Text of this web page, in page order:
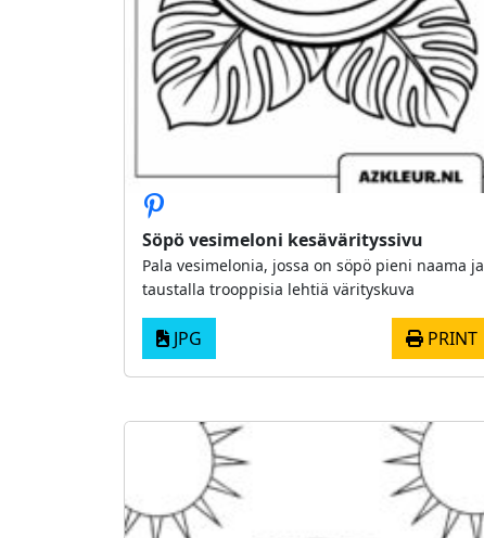
Söpö vesimeloni kesävärityssivu
Pala vesimelonia, jossa on söpö pieni naama ja
taustalla trooppisia lehtiä värityskuva
JPG PRINT